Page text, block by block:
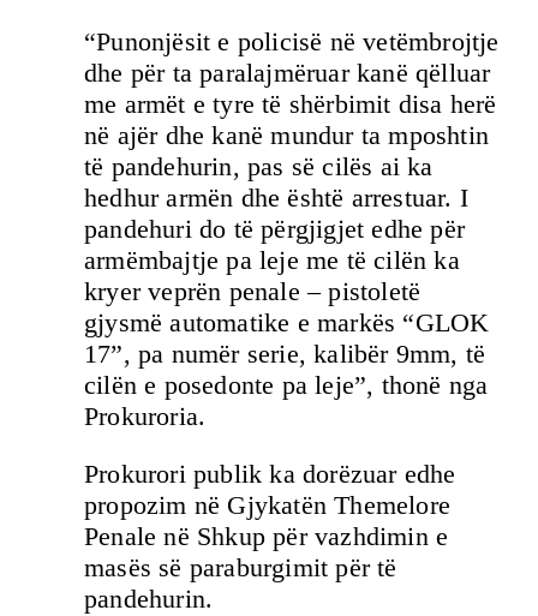
“Punonjësit e policisë në vetëmbrojtje
dhe për ta paralajmëruar kanë qëlluar
me armët e tyre të shërbimit disa herë
në ajër dhe kanë mundur ta mposhtin
të pandehurin, pas së cilës ai ka
hedhur armën dhe është arrestuar. I
pandehuri do të përgjigjet edhe për
armëmbajtje pa leje me të cilën ka
kryer veprën penale – pistoletë
gjysmë automatike e markës “GLOK
17”, pa numër serie, kalibër 9mm, të
cilën e posedonte pa leje”, thonë nga
Prokuroria.
Prokurori publik ka dorëzuar edhe
propozim në Gjykatën Themelore
Penale në Shkup për vazhdimin e
masës së paraburgimit për të
pandehurin.